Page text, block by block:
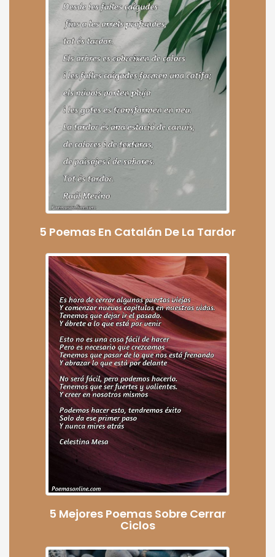
5 Poemas En Catalán De La Tardor
5 Mejores Poemas Sobre Cerrar
Ciclos